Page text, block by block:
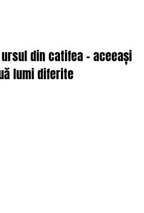
din catifea – aceeași
lumi diferite